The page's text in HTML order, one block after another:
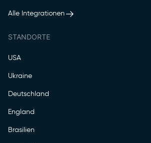
Alle Integrationen
STANDORTE
USA
Ukraine
Deutschland
England
Brasilien